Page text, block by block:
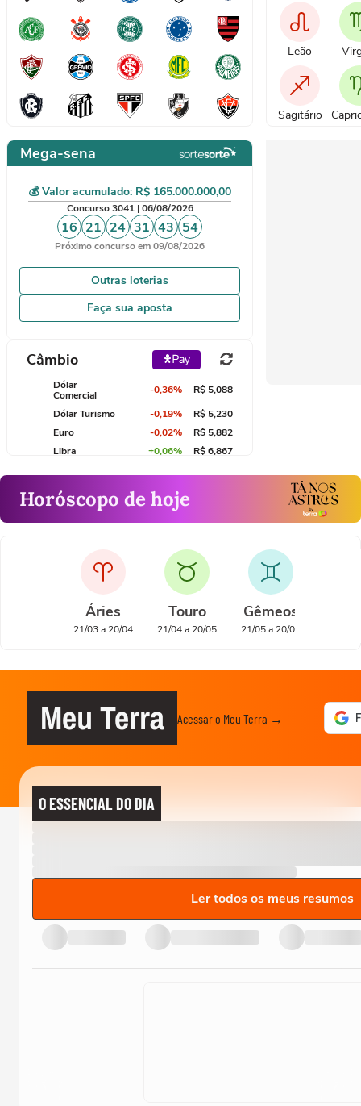
Leão
Sagitário
Mega-sena
💰 Valor acumulado: R$ 165.000.000,00
Concurso 3041 | 06/08/2026
16 21 24 31 43 54
Próximo concurso em 09/08/2026
Outras loterias
Faça sua aposta
Câmbio
Dólar
Comercial
-0,36%
R$ 5,088
Dólar Turismo
-0,19%
R$ 5,230
Euro
-0,02%
R$ 5,882
Libra
+0,06% R$ 6,867
Horóscopo de hoje
Áries
21/03 a 20/04
Touro
21/04 a 20/05
Gêmeos
21/05 a 20/06
Meu Terra Acessar o Meu Terra →
O ESSENCIAL DO DIA
Ler todos os meus resumos